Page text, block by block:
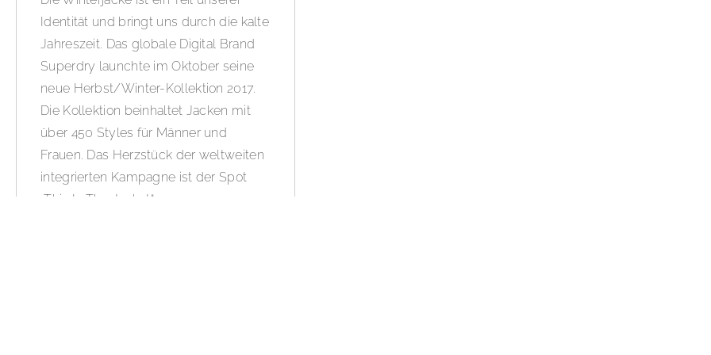
Identität und bringt uns durch die kalte
Jahreszeit. Das globale Digital Brand
Superdry launchte im Oktober seine
neue Herbst/Winter-Kollektion 2017.
Die Kollektion beinhaltet Jacken mit
über 450 Styles für Männer und
Frauen. Das Herzstück der weltweiten
integrierten Kampagne ist der Spot
„This Is The Jacket“.